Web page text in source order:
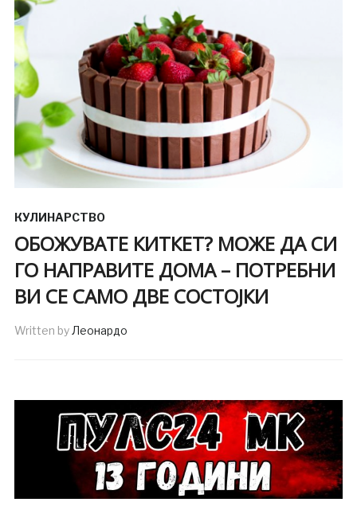
КУЛИНАРСТВО
ОБОЖУВАТЕ КИТКЕТ? МОЖЕ ДА СИ
ГО НАПРАВИТЕ ДОМА – ПОТРЕБНИ
ВИ СЕ САМО ДВЕ СОСТОЈКИ
Written byЛеонардо